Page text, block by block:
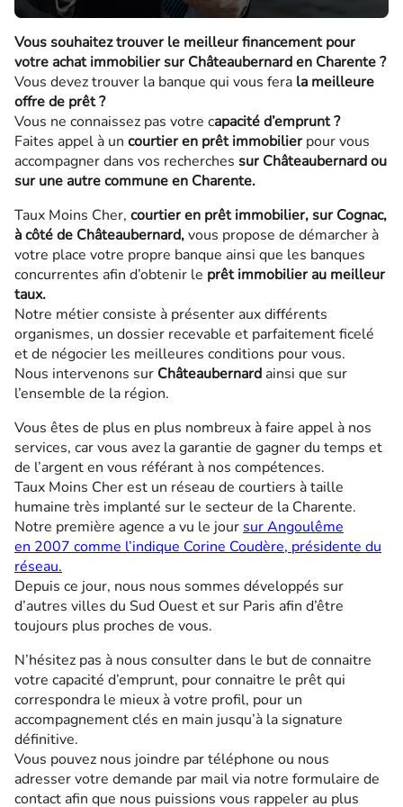
Vous souhaitez trouver le meilleur financement pour
votre achat immobilier sur Châteaubernard en Charente ?
Vous devez trouver la banque qui vous fera la meilleure
offre de prêt ?
Vous ne connaissez pas votre capacité d’emprunt ?
Faites appel à un courtier en prêt immobilierpour vous
accompagner dans vos recherches sur Châteaubernard ou
sur une autre commune en Charente.
Taux Moins Cher, courtier en prêt immobilier, sur Cognac,
à côté de Châteaubernard,vous propose de démarcher à
votre place votre propre banque ainsi que les banques
concurrentes afin d’obtenir le prêt immobilier au meilleur
taux.
Notre métier consiste à présenter aux différents
organismes, un dossier recevable et parfaitement ficelé
et de négocier les meilleures conditions pour vous.
Nous intervenons sur Châteaubernard ainsi que sur
l’ensemble de la région.
Vous êtes de plus en plus nombreux à faire appel à nos
services, car vous avez la garantie de gagner du temps et
de l’argent en vous référant à nos compétences.
Taux Moins Cher est un réseau de courtiers à taille
humaine très implanté sur le secteur de la Charente.
Notre première agence a vu le jour sur Angoulême
en 2007 comme l’indique Corine Coudère, présidente du
réseau.
Depuis ce jour, nous nous sommes développés sur
d’autres villes du Sud Ouest et sur Paris afin d’être
toujours plus proches de vous.
N’hésitez pas à nous consulter dans le but de connaitre
votre capacité d’emprunt, pour connaitre le prêt qui
correspondra le mieux à votre profil, pour un
accompagnement clés en main jusqu’à la signature
définitive.
Vous pouvez nous joindre par téléphone ou nous
adresser votre demande par mail via notre formulaire de
contact afin que nous puissions vous rappeler au plus